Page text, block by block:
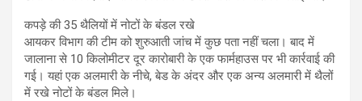
कपड़े की 35 थैलियों में नोटों के बंडल रखे
आयकर विभाग की टीम को शुरुआती जांच में कुछ पता नहीं चला। बाद में
जालाना से 10 किलोमीटर दूर कारोबारी के एक फार्महाउस पर भी कार्रवाई की
गई। यहां एक अलमारी के नीचे, बेड के अंदर और एक अन्य अलमारी में थैलों
में रखे नोटों के बंडल मिले।